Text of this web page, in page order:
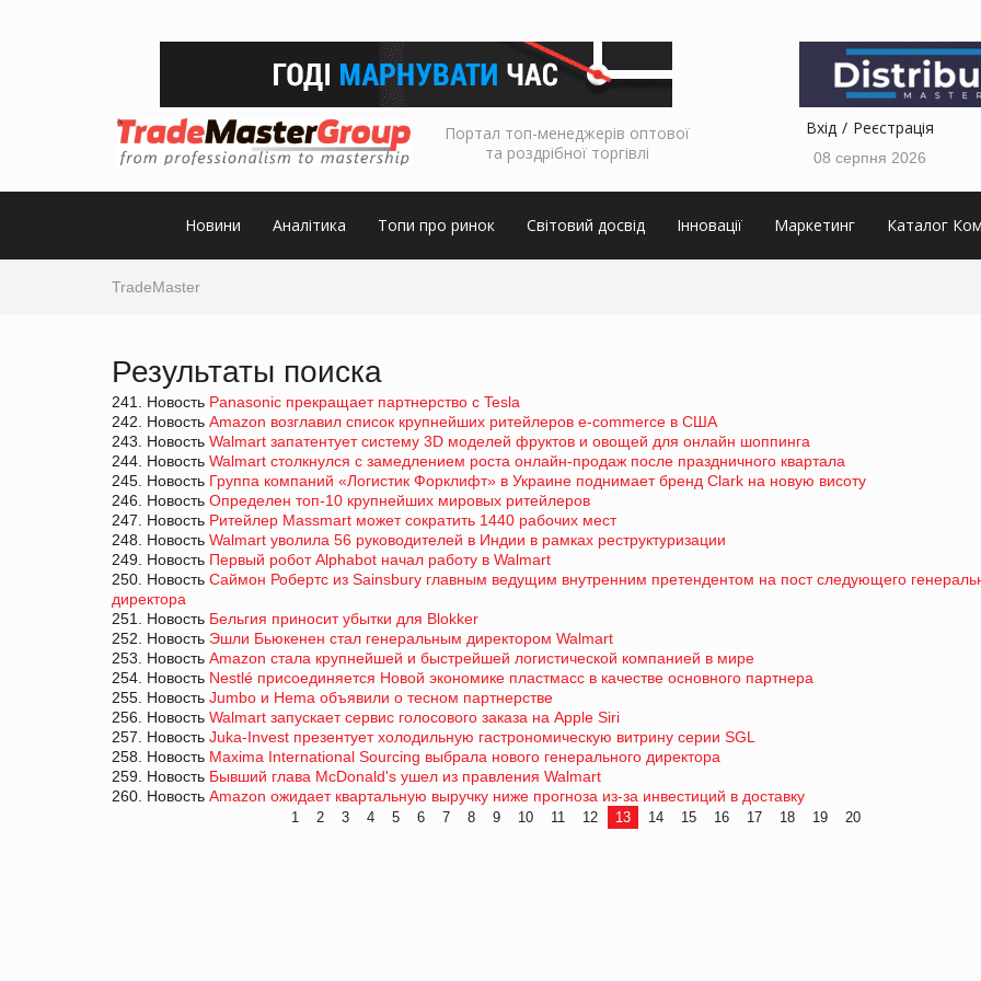
Портал топ-менеджерів оптової
та роздрібної торгівлі
Вхід Реєстрація
08 серпня 2026
Новини Аналітика Топи про ринок Світовий досвід Інновації Маркетинг Каталог
TradeMaster
Результаты поиска
241. Новость Panasonic прекращает партнерство с Tesla
242. Новость Amazon возглавил список крупнейших ритейлеров e-commerce в США
243. Новость Walmart запатентует систему 3D моделей фруктов и овощей для онлайн шоппинга
244. Новость Walmart столкнулся с замедлением роста онлайн-продаж после праздничного квартала
245. Новость Группа компаний «Логистик Форклифт» в Украине поднимает бренд Clark на новую висоту
246. Новость Определен топ-10 крупнейших мировых ритейлеров
247. Новость Ритейлер Massmart может сократить 1440 рабочих мест
248. Новость Walmart уволила 56 руководителей в Индии в рамках реструктуризации
249. Новость Первый робот Alphabot начал работу в Walmart
250. Новость Саймон Робертс из Sainsbury главным ведущим внутренним претендентом на пост следующего
директора
251. Новость Бельгия приносит убытки для Blokker
252. Новость Эшли Бьюкенен стал генеральным директором Walmart
253. Новость Amazon стала крупнейшей и быстрейшей логистической компанией в мире
254. Новость Nestlé присоединяется Новой экономике пластмасс в качестве основного партнера
255. Новость Jumbo и Hema объявили о тесном партнерстве
256. Новость Walmart запускает сервис голосового заказа на Apple Siri
257. Новость Juka-Invest презентует холодильную гастрономическую витрину серии SGL
258. Новость Maxima International Sourcing выбрала нового генерального директора
259. Новость Бывший глава McDonald's ушел из правления Walmart
260. Новость Amazon ожидает квартальную выручку ниже прогноза из-за инвестиций в доставку
1 2 3 4 5 6 7 8 9 10 11 12 13 14 15 16 17 18 19 20